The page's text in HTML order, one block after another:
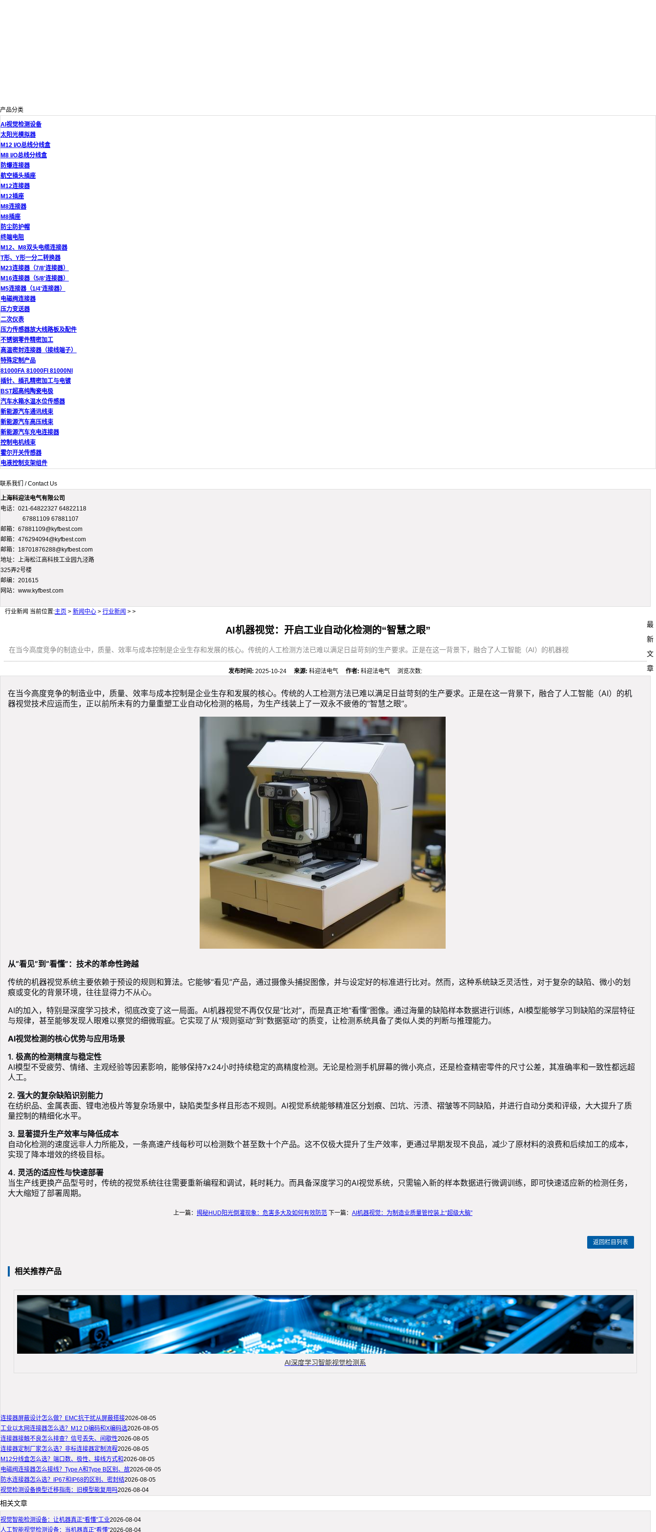
产品分类
AI视觉检测设备
太阳光模拟器
M12 I/O总线分线盒
M8 I/O总线分线盒
防爆连接器
航空插头插座
M12连接器
M12插座
M8连接器
M8插座
防尘防护帽
终端电阻
M12、M8双头电缆连接器
T形、Y形一分二转换器
M23连接器（7/8'连接器）
M16连接器（5/8'连接器）
M5连接器（1/4'连接器）
电磁阀连接器
压力变送器
二次仪表
压力传感器放大线路板及配件
不锈钢零件精密加工
高温密封连接器（接线端子）
特殊定制产品
81000FA 81000FI 81000NI
插针、插孔精密加工与电镀
BST超高纯陶瓷电极
汽车水箱水温水位传感器
新能源汽车通讯线束
新能源汽车高压线束
新能源汽车充电连接器
控制电机线束
霍尔开关传感器
电液控制支架组件
联系我们 / Contact Us
上海科迎法电气有限公司
电话：021-64822327 64822118
67881109 67881107
邮箱：67881109@kyfbest.com
邮箱：476294094@kyfbest.com
邮箱：18701876288@kyfbest.com
地址：上海松江高科技工业园九泾路
325弄2号楼
邮编：201615
网站：www.kyfbest.com
行业新闻 当前位置:主页 > 新闻中心 > 行业新闻 > >
AI机器视觉：开启工业自动化检测的“智慧之眼”
在当今高度竞争的制造业中，质量、效率与成本控制是企业生存和发展的核心。传统的人工检测方法已难以满足日益苛刻的生产要求。正是在这一背景下，融合了人工智能（AI）的机器视
发布时间: 2025-10-24来源: 科迎法电气作者: 科迎法电气 浏览次数:
在当今高度竞争的制造业中，质量、效率与成本控制是企业生存和发展的核心。传统的人工检测方法已难以满足日益苛刻的生产要求。正是在这一背景下，融合了人工智能（AI）的机
器视觉技术应运而生，正以前所未有的力量重塑工业自动化检测的格局，为生产线装上了一双永不疲倦的“智慧之眼”。
从“看见”到“看懂”：技术的革命性跨越
传统的机器视觉系统主要依赖于预设的规则和算法。它能够“看见”产品，通过摄像头捕捉图像，并与设定好的标准进行比对。然而，这种系统缺乏灵活性，对于复杂的缺陷、微小的划
痕或变化的背景环境，往往显得力不从心。
AI的加入，特别是深度学习技术，彻底改变了这一局面。AI机器视觉不再仅仅是“比对”，而是真正地“看懂”图像。通过海量的缺陷样本数据进行训练，AI模型能够学习到缺陷的深层特征
与规律，甚至能够发现人眼难以察觉的细微瑕疵。它实现了从“规则驱动”到“数据驱动”的质变，让检测系统具备了类似人类的判断与推理能力。
AI视觉检测的核心优势与应用场景
1. 极高的检测精度与稳定性
AI模型不受疲劳、情绪、主观经验等因素影响，能够保持7x24小时持续稳定的高精度检测。无论是检测手机屏幕的微小亮点，还是检查精密零件的尺寸公差，其准确率和一致性都远超
人工。
2. 强大的复杂缺陷识别能力
在纺织品、金属表面、锂电池极片等复杂场景中，缺陷类型多样且形态不规则。AI视觉系统能够精准区分划痕、凹坑、污渍、褶皱等不同缺陷，并进行自动分类和评级，大大提升了质
量控制的精细化水平。
3. 显著提升生产效率与降低成本
自动化检测的速度远非人力所能及，一条高速产线每秒可以检测数个甚至数十个产品。这不仅极大提升了生产效率，更通过早期发现不良品，减少了原材料的浪费和后续加工的成本，
实现了降本增效的终极目标。
4. 灵活的适应性与快速部署
当生产线更换产品型号时，传统的视觉系统往往需要重新编程和调试，耗时耗力。而具备深度学习的AI视觉系统，只需输入新的样本数据进行微调训练，即可快速适应新的检测任务，
大大缩短了部署周期。
上一篇： 揭秘HUD阳光倒灌现象：危害多大及如何有效防范下一篇： AI机器视觉：为制造业质量管控装上“超级大脑”
返回栏目列表
相关推荐产品
AI深度学习智能视觉检测系
最
新
文
章
连接器屏蔽设计怎么做？EMC抗干扰从屏蔽搭接2026-08-05
工业以太网连接器怎么选？M12 D编码和X编码选2026-08-05
连接器接触不良怎么排查？信号丢失、间歇性2026-08-05
连接器定制厂家怎么选？非标连接器定制流程2026-08-05
M12分线盒怎么选？端口数、极性、接线方式和2026-08-05
电磁阀连接器怎么接线？Type A和Type B区别、故2026-08-05
防水连接器怎么选？IP67和IP68的区别、密封结2026-08-05
视觉检测设备换型迁移指南：旧模型能复用吗2026-08-04
相关文章
视觉智能检测设备：让机器真正“看懂”工业2026-08-04
人工智能视觉检测设备：当机器真正“看懂”2026-08-04